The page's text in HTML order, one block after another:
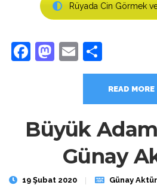
Rüyada Cin Görmek
Facebook
Mastodon
Email
READ MORE
Büyük
Günay
19 Şubat 2020
Günay